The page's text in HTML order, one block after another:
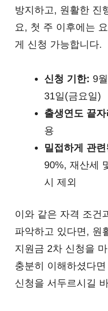
방지하고, 원활한 진
요, 첫 주 이후에는
게 신청 가능합니다.
신청 기한: 9
31일(금요일)
출생연도 끝
용
밀접하게 관
90%, 재산세
시 제외
이와 같은 자격 조건
파악하고 있다면, 원
지원금 2차 신청을
충분히 이해하셨다
신청을 서두르시길